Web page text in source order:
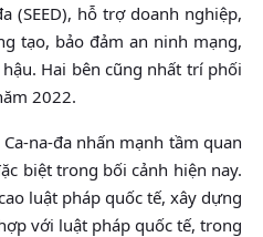
(SEED), hỗ trợ doanh nghiệp,
tạo, bảo đảm an ninh mạng,
Hai bên cũng nhất trí phối
2022.
na-đa nhấn mạnh tầm quan
biệt trong bối cảnh hiện nay.
luật pháp quốc tế, xây dựng
với luật pháp quốc tế, trong